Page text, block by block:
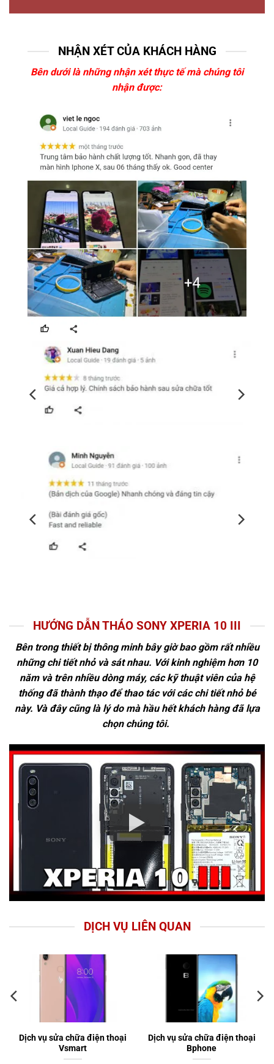
NHẬN XÉT CỦA KHÁCH HÀNG
Bên dưới là những nhận xét thực tế mà chúng tôi
nhận được:
HƯỚNG DẪN THÁO SONY XPERIA 10 III
Bên trong thiết bị thông minh bây giờ bao gồm rất nhiều
những chi tiết nhỏ và sát nhau. Với kinh nghiệm hơn 10
năm và trên nhiều dòng máy, các kỹ thuật viên của hệ
thống đã thành thạo để thao tác với các chi tiết nhỏ bé
này. Và đây cũng là lý do mà hầu hết khách hàng đã lựa
chọn chúng tôi.
DỊCH VỤ LIÊN QUAN
Dịch vụ sửa chữa điện thoại
Vsmart
Dịch vụ sửa chữa điện thoại
Bphone